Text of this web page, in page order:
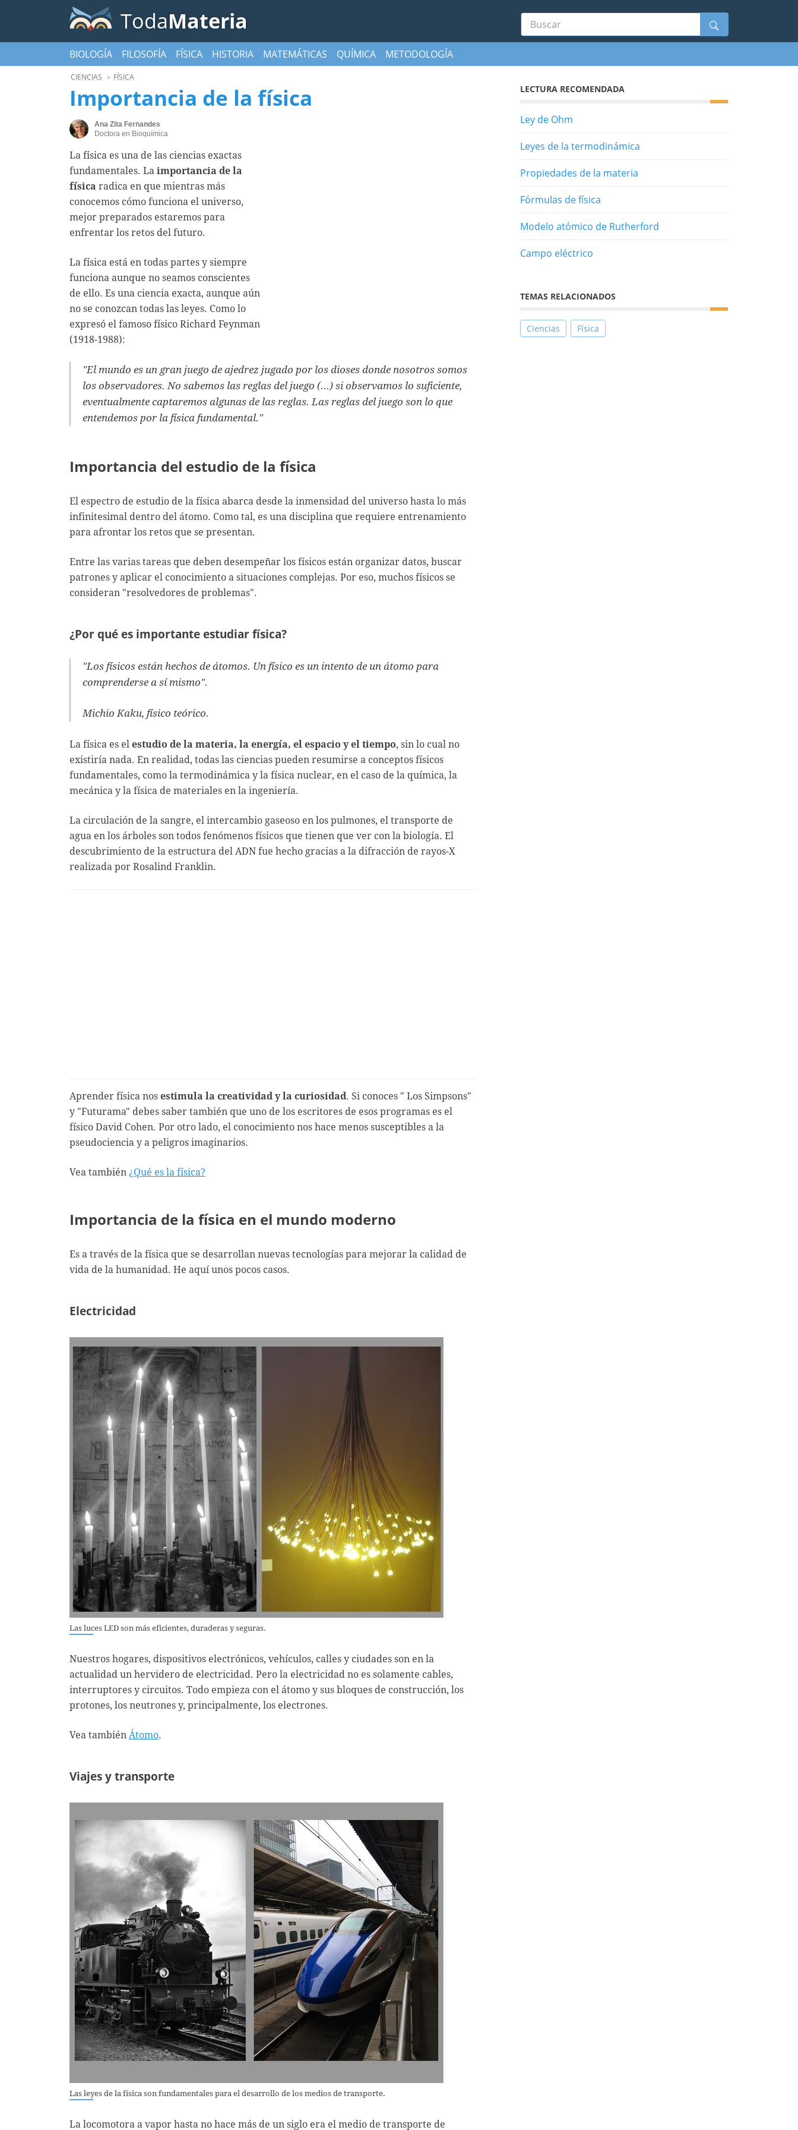
TodaMateria Buscar
BIOLOGÍA FILOSOFÍA FÍSICA HISTORIA MATEMÁTICAS QUÍMICA METODOLOGÍA
CIENCIAS FÍSICA
Importancia de la física
Ana Zita Fernandes
Doctora en Bioquímica
La física es una de las ciencias exactas
fundamentales. La importancia de la
física radica en que mientras más
conocemos cómo funciona el universo,
mejor preparados estaremos para
enfrentar los retos del futuro.
La física está en todas partes y siempre
funciona aunque no seamos conscientes
de ello. Es una ciencia exacta, aunque aún
no se conozcan todas las leyes. Como lo
expresó el famoso físico Richard Feynman
(1918-1988):
"El mundo es un gran juego de ajedrez jugado por los dioses donde nosotros somos
los observadores. No sabemos las reglas del juego (...) si observamos lo suficiente,
eventualmente captaremos algunas de las reglas. Las reglas del juego son lo que
entendemos por la física fundamental."
Importancia del estudio de la física
El espectro de estudio de la física abarca desde la inmensidad del universo hasta lo más
infinitesimal dentro del átomo. Como tal, es una disciplina que requiere entrenamiento
para afrontar los retos que se presentan.
Entre las varias tareas que deben desempeñar los físicos están organizar datos, buscar
patrones y aplicar el conocimiento a situaciones complejas. Por eso, muchos físicos se
consideran "resolvedores de problemas".
¿Por qué es importante estudiar física?
"Los físicos están hechos de átomos. Un físico es un intento de un átomo para
comprenderse a sí mismo".
Michio Kaku, físico teórico.
La física es el estudio de la materia, la energía, el espacio y el tiempo, sin lo cual no
existiría nada. En realidad, todas las ciencias pueden resumirse a conceptos físicos
fundamentales, como la termodinámica y la física nuclear, en el caso de la química, la
mecánica y la física de materiales en la ingeniería.
La circulación de la sangre, el intercambio gaseoso en los pulmones, el transporte de
agua en los árboles son todos fenómenos físicos que tienen que ver con la biología. El
descubrimiento de la estructura del ADN fue hecho gracias a la difracción de rayos-X
realizada por Rosalind Franklin.
Aprender física nos estimula la creatividad y la curiosidad . Si conoces " Los Simpsons"
y "Futurama" debes saber también que uno de los escritores de esos programas es el
físico David Cohen. Por otro lado, el conocimiento nos hace menos susceptibles a la
pseudociencia y a peligros imaginarios.
Vea también ¿Qué es la física?
Importancia de la física en el mundo moderno
Es a través de la física que se desarrollan nuevas tecnologías para mejorar la calidad de
vida de la humanidad. He aquí unos pocos casos.
Electricidad
Las luces LED son más eficientes, duraderas y seguras.
Nuestros hogares, dispositivos electrónicos, vehículos, calles y ciudades son en la
actualidad un hervidero de electricidad. Pero la electricidad no es solamente cables,
interruptores y circuitos. Todo empieza con el átomo y sus bloques de construcción, los
protones, los neutrones y, principalmente, los electrones.
Vea también Átomo.
Viajes y transporte
Las leyes de la física son fundamentales para el desarrollo de los medios de transporte.
La locomotora a vapor hasta no hace más de un siglo era el medio de transporte de
LECTURA RECOMENDADA
Ley de Ohm
Leyes de la termodinámica
Propiedades de la materia
Fórmulas de física
Modelo atómico de Rutherford
Campo eléctrico
TEMAS RELACIONADOS
Ciencias Física